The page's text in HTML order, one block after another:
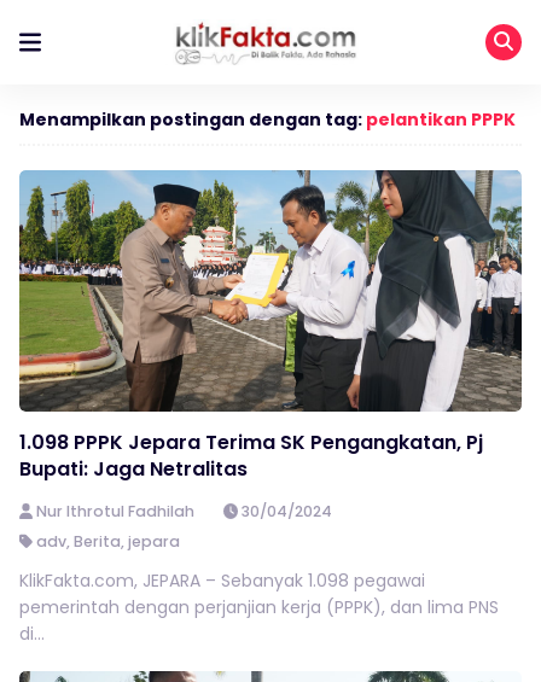
Menampilkan postingan dengan tag: pelantikan PPPK
1.098 PPPK Jepara Terima SK Pengangkatan, Pj
Bupati: Jaga Netralitas
Nur Ithrotul Fadhilah
30/04/2024
adv, Berita, jepara
KlikFakta.com, JEPARA – Sebanyak 1.098 pegawai
pemerintah dengan perjanjian kerja (PPPK), dan lima PNS
di...